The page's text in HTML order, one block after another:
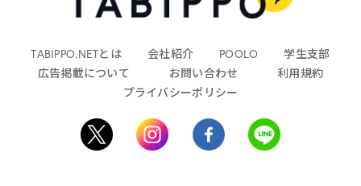
TABIPPO.NETとは 会社紹介 POOLO
学生支部
広告掲載について
お問い合わせ
利用規約
プライバシーポリシー